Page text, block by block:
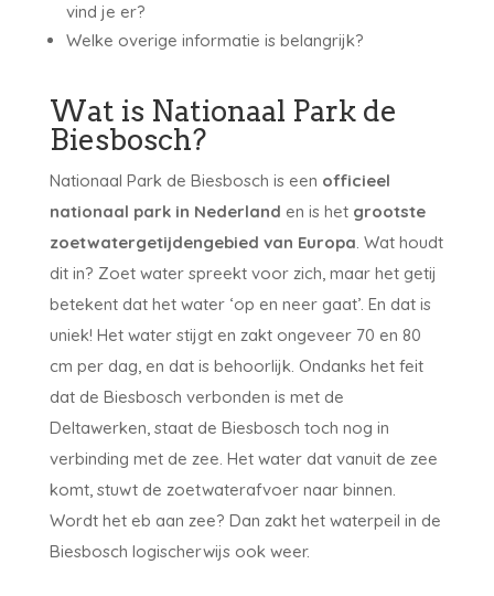
vind je er?
Welke overige informatie is belangrijk?
Wat is Nationaal Park de
Biesbosch?
Nationaal Park de Biesbosch is een officieel
nationaal park in Nederland en is het grootste
zoetwatergetijdengebied van Europa. Wat houdt
dit in? Zoet water spreekt voor zich, maar het getij
betekent dat het water ‘op en neer gaat’. En dat is
uniek! Het water stijgt en zakt ongeveer 70 en 80
cm per dag, en dat is behoorlijk. Ondanks het feit
dat de Biesbosch verbonden is met de
Deltawerken, staat de Biesbosch toch nog in
verbinding met de zee. Het water dat vanuit de zee
komt, stuwt de zoetwaterafvoer naar binnen.
Wordt het eb aan zee? Dan zakt het waterpeil in de
Biesbosch logischerwijs ook weer.